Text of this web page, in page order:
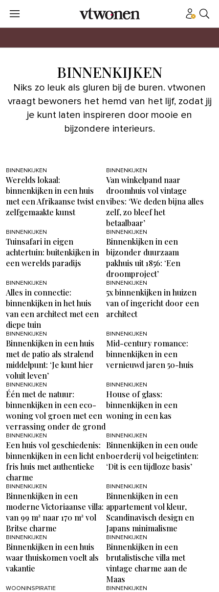
BINNENKIJKEN
Niks zo leuk als gluren bij de buren. vtwonen
vraagt bewoners het hemd van het lijf, zodat jij
je kunt laten inspireren door mooie en
bijzondere interieurs.
BINNENKIJKEN
Werelds lokaal:
binnenkijken in een huis
met een Afrikaanse twist en
zelfgemaakte kunst
BINNENKIJKEN
Van winkelpand naar
droomhuis vol vintage
vibes: ‘We deden bijna alles
zelf, zo bleef het
betaalbaar’
BINNENKIJKEN
Tuinsafari in eigen
achtertuin: buitenkijken in
een werelds paradijs
BINNENKIJKEN
Binnenkijken in een
bijzonder duurzaam
pakhuis uit 1856: ‘Een
droomproject’
BINNENKIJKEN
Alles in connectie:
binnenkijken in het huis
van een architect met een
diepe tuin
BINNENKIJKEN
5x binnenkijken in huizen
van of ingericht door een
architect
BINNENKIJKEN
Binnenkijken in een huis
met de patio als stralend
middelpunt: ‘Je kunt hier
voluit leven’
BINNENKIJKEN
Mid-century romance:
binnenkijken in een
vernieuwd jaren 50-huis
BINNENKIJKEN
Één met de natuur:
binnenkijken in een eco-
woning vol groen met een
verrassing onder de grond
BINNENKIJKEN
House of glass:
binnenkijken in een
woning in een kas
BINNENKIJKEN
Een huis vol geschiedenis:
binnenkijken in een licht en
fris huis met authentieke
charme
BINNENKIJKEN
Binnenkijken in een oude
boerderij vol beigetinten:
‘Dit is een tijdloze basis’
BINNENKIJKEN
Binnenkijken in een
moderne Victoriaanse villa:
van 99 m² naar 170 m² vol
Britse charme
BINNENKIJKEN
Binnenkijken in een
appartement vol kleur,
Scandinavisch design en
Japans minimalisme
BINNENKIJKEN
Binnenkijken in een huis
waar thuiskomen voelt als
vakantie
BINNENKIJKEN
Binnenkijken in een
brutalistische villa met
vintage charme aan de
Maas
WOONINSPIRATIE BINNENKIJKEN